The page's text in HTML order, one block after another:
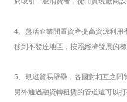
4、盤活企業閒置資產提高資源利
移到不發達地區，按照經濟發展的
5、規避貿易壁壘，各國對相互之
另外通過融資轉租賃的管道還可以